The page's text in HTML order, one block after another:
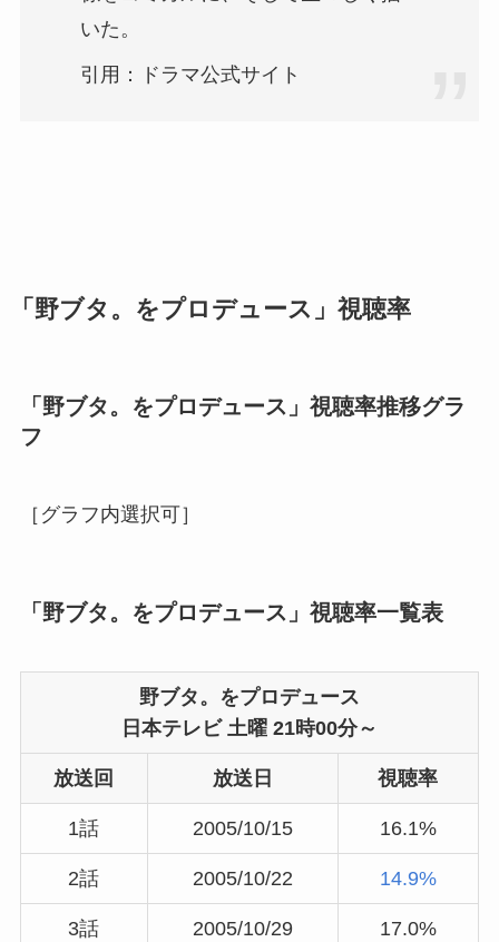
いた。
引用：ドラマ公式サイト
「野ブタ。をプロデュース」視聴率
「野ブタ。をプロデュース」視聴率推移グラ
フ
［グラフ内選択可］
「野ブタ。をプロデュース」視聴率一覧表
野ブタ。をプロデュース
日本テレビ 土曜 21時00分～
放送回 放送日 視聴率
1話 2005/10/15 16.1%
2話 2005/10/22 14.9%
3話 2005/10/29 17.0%